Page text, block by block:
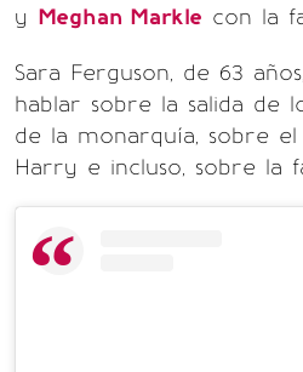
y Meghan Markle con la
Sara Ferguson, de 63
hablar sobre la salida de
de la monarquía, sobre
Harry e incluso, sobre la